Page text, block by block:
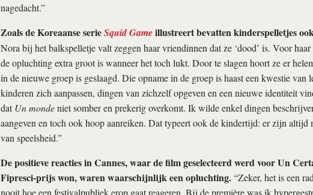
nagedacht.”
Zoals de Koreaanse serieSquid Gameillustreert bevatten kinderspelletjes
Nora bij het balkspelletje valt zeggen haar vriendinnen dat ze ‘dood’ is. Voor
de opluchting extra groot is wanneer het toch lukt. Door te slagen hoort ze er
in de nieuwe groep is geslaagd. Die opname in de groep is haast een kwestie van
kinderen zich aanpassen, dingen van zichzelf opgeven en een nieuwe identiteit
datUn mondeniet somber en prekerig overkomt. Ik wilde enkel dingen
aangeven en toch ook hoop aanreiken. Dat typeert ook de kindertijd: er zijn altijd
van speelsheid.”
De positieve reacties in Cannes, waar de film geselecteerd werd voor Un
Fipresci-prijs won, waren waarschijnlijk een opluchting.“Zeker, het is een
nooit hoe een festivalpubliek erop gaat reageren. Bij de première was ik